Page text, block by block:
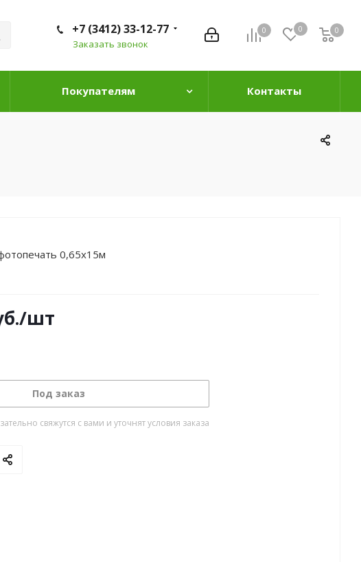
0 0 0
0
+7 (3412) 33-12-77
Заказать звонок
Покупателям Контакты
0,65х15м
/шт
Под заказ
свяжутся с вами и уточнят условия заказа